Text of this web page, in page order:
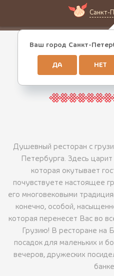
Санкт-
Ваш город Санкт-
ДА НЕТ
О
Душевный ресторан с
Петербурга. Здесь
которая окутывает
почувствуете настоящее
его многовековыми
конечно, особой,
которая перенесет Вас во
Грузию! В ресторане на
посадок для маленьких и
вечеров, дружеских